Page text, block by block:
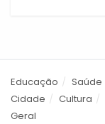
Educação Saúde
Cidade
Cultura
Geral